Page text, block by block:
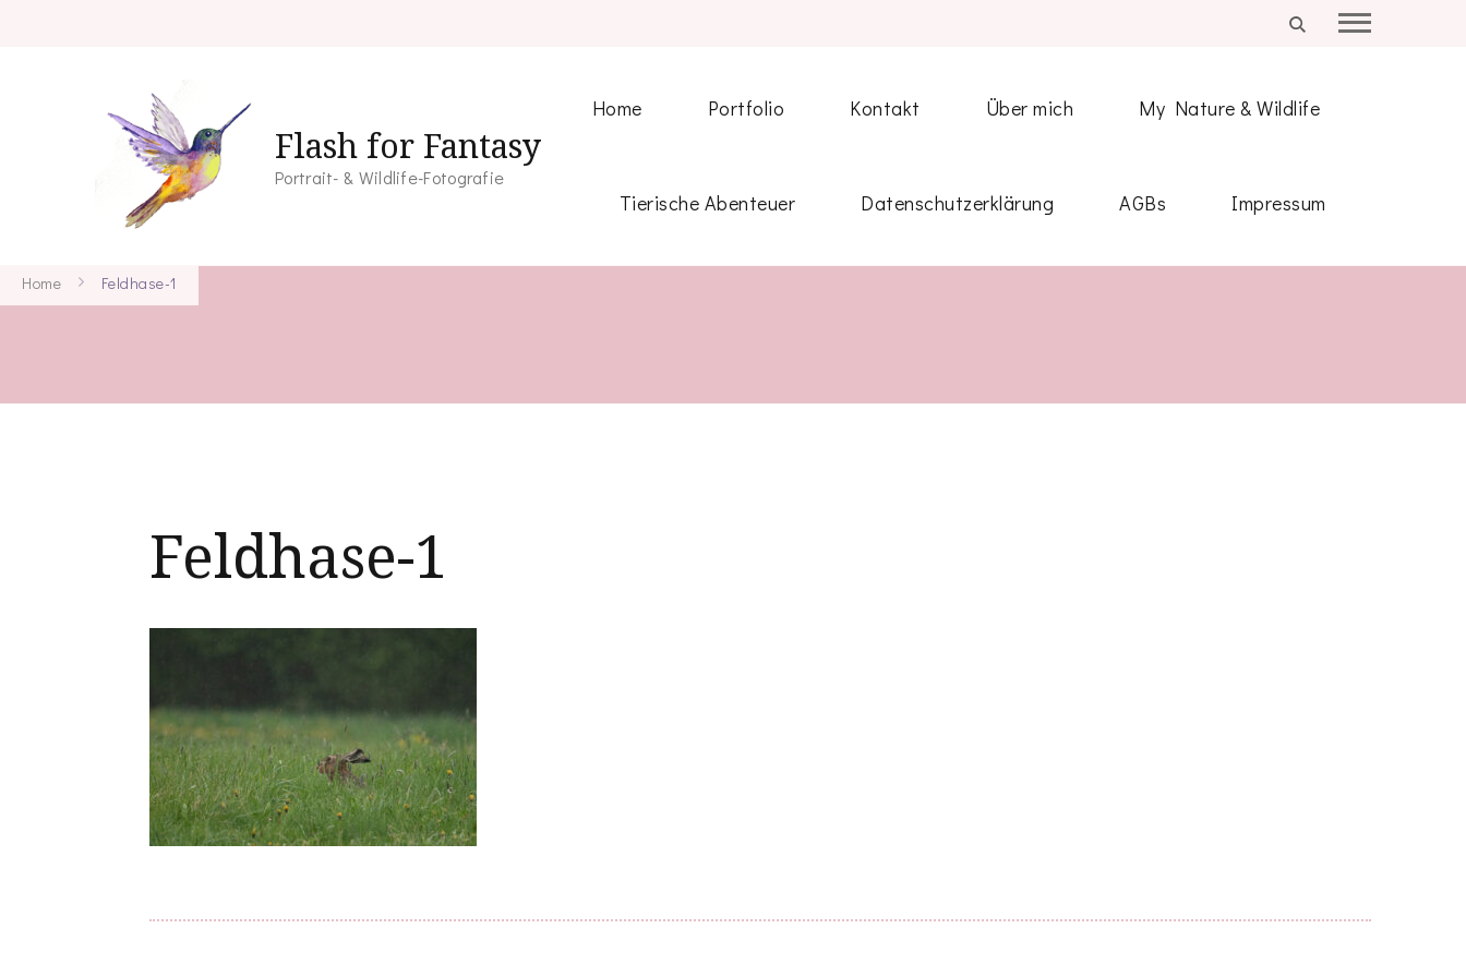
Flash for Fantasy
Portrait- & Wildlife-Fotografie
Home Portfolio Kontakt Über mich My Nature & Wildlife
Tierische Abenteuer Datenschutzerklärung AGBs Impressum
Home Feldhase-1
Feldhase-1